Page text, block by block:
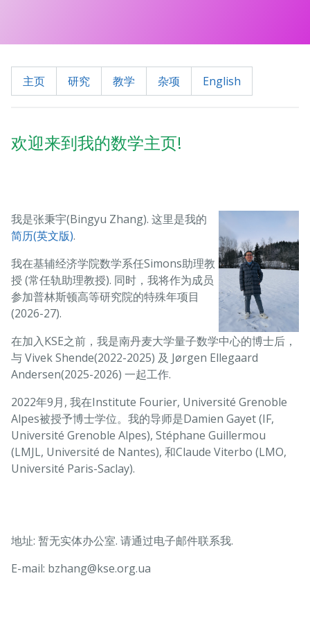
主页 研究 教学 杂项 English
欢迎来到我的数学主页!
我是张秉宇(Bingyu Zhang). 这里是我的
简历(英文版).
我在基辅经济学院数学系任Simons助理教
授 (常任轨助理教授). 同时，我将作为成员
参加普林斯顿高等研究院的特殊年项目
(2026-27).
在加入KSE之前，我是南丹麦大学量子数学中心的博士后，
与 Vivek Shende(2022-2025) 及 Jørgen Ellegaard
Andersen(2025-2026) 一起工作.
2022年9月, 我在Institute Fourier, Université Grenoble
Alpes被授予博士学位。我的导师是Damien Gayet (IF,
Université Grenoble Alpes), Stéphane Guillermou
(LMJL, Université de Nantes), 和Claude Viterbo (LMO,
Université Paris-Saclay).
地址: 暂无实体办公室. 请通过电子邮件联系我.
E-mail: bzhang@kse.org.ua